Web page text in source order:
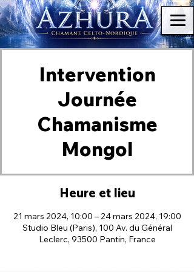
Intervention
Journée
Chamanisme
Mongol
Heure et lieu
21 mars 2024, 10:00 – 24 mars 2024, 19:00
Studio Bleu (Paris), 100 Av. du Général
Leclerc, 93500 Pantin, France